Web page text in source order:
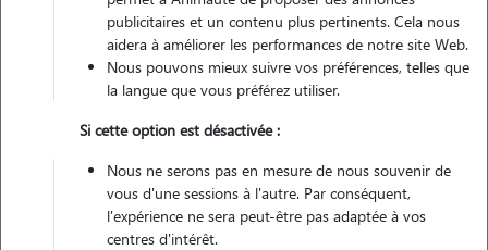
Gardes réalisées
Contacter
L'envoi d'une demande est sans engagement
publicitaires et un contenu plus pertinents. Cela nous
aidera à améliorer les performances de notre site Web.
Nous pouvons mieux suivre vos préférences, telles que
la langue que vous préférez utiliser.
Si cette option est désactivée :
Nous ne serons pas en mesure de nous souvenir de
vous d'une sessions à l'autre. Par conséquent,
l'expérience ne sera peut-être pas adaptée à vos
centres d'intérêt.